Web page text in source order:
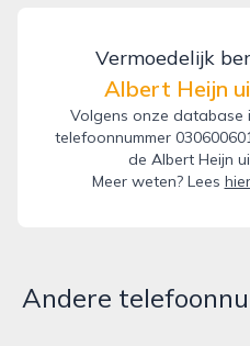
Vermoedelijk
Albert Heijn
Volgens onze
telefoonnummer
de Albert Heijn
Meer weten? Lees hier
Andere